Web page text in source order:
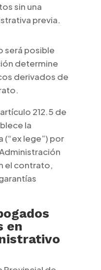
sin una
previa.
será posible
determine
derivados de
212.5 de
la
lege”) por
el contrato,
en